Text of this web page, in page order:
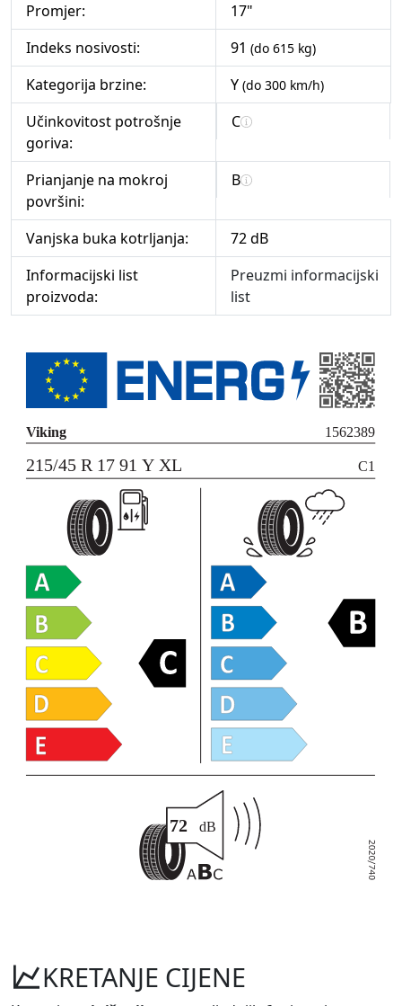
Promjer:
17"
Indeks nosivosti:
91 (do 615 kg)
Kategorija brzine: Y (do 300 km/h)
Učinkovitost potrošnje
goriva:
C
Prianjanje na mokroj
površini:
B
Vanjska buka kotrljanja:
72 dB
Informacijski list
proizvoda:
Preuzmi informacijski
list
KRETANJE CIJENE